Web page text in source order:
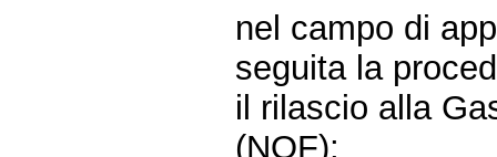
nel campo di
seguita la
il rilascio alla
(NOF);